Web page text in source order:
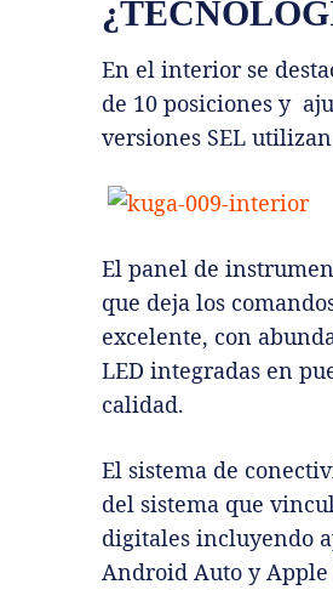
En el interior se
de 10 posiciones y
versiones SEL
El panel de
que deja los
excelente, con
LED integradas en
calidad.
El sistema de
del sistema que
digitales incluyendo
Android Auto y Apple